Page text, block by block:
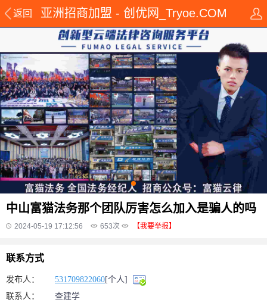
返回 亚洲招商加盟 - 创优网_Tryoe.COM
中山富猫法务那个团队厉害怎么加入是骗人的吗
2024-05-19 17:12:56 653次 【我要举报】
联系方式
发布人： 531709822060[个人]
联系人：
查建学